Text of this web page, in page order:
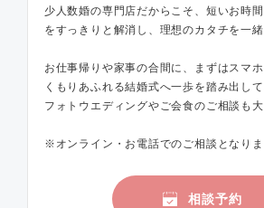
少人数婚の専門店だからこそ、短いお時
をすっきりと解消し、理想のカタチを一
お仕事帰りや家事の合間に、まずはスマ
くもりあふれる結婚式へ一歩を踏み出し
フォトウエディングやご会食のご相談も大
※オンライン・お電話でのご相談となりま
相談予約